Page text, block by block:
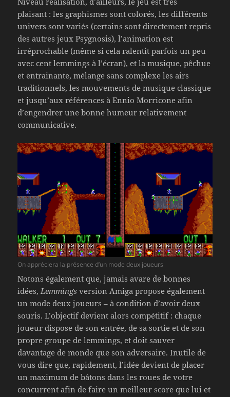
plaisant : les graphismes sont colorés, les différents
univers sont variés (certains sont directement repris
des autres jeux Psygnosis), l’animation est
irréprochable (même si cela ralentit parfois un peu
avec cent lemmings à l’écran), et la musique, pêchue
et entrainante, mélange sans complexe les airs
traditionnels, les mouvements de musique classique
et jusqu’aux références à Ennio Morricone afin
d’engendrer une bonne humeur relativement
communicative.
On appréciera la présence d’un mode deux joueurs
Notons également que, jamais avare de bonnes
idées,Lemmings version Amiga propose également
un mode deux joueurs – à condition d’avoir deux
souris. L’objectif devient alors compétitif : chaque
joueur dispose de son entrée, de sa sortie et de son
propre groupe de lemmings, et doit sauver
davantage de monde que son adversaire. Inutile de
vous dire que, rapidement, l’idée devient de placer
un maximum de bâtons dans les roues de votre
concurrent afin de faire un meilleur score que lui et